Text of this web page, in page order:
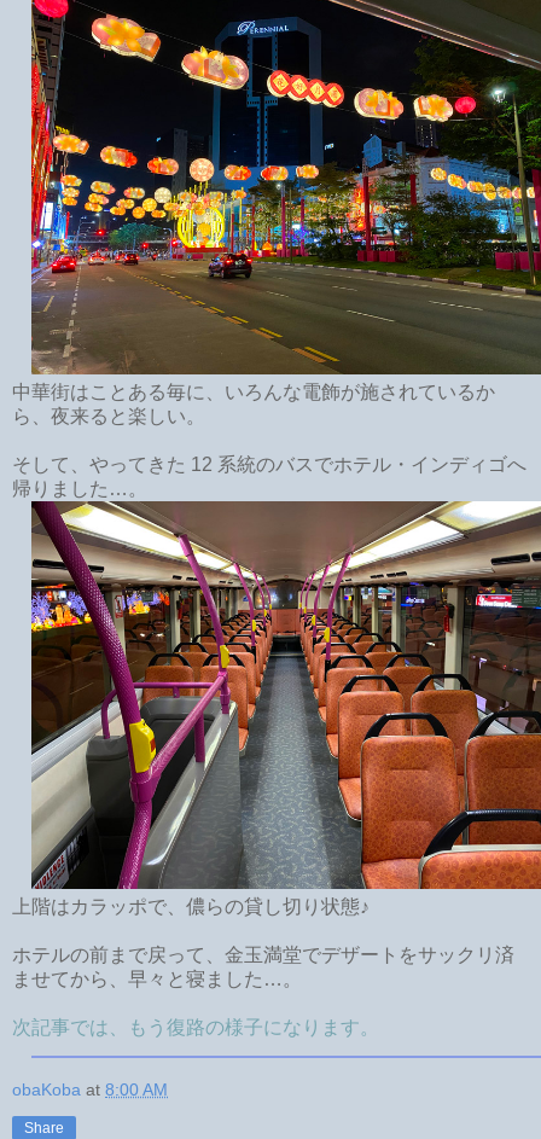
中華街はことある毎に、いろんな電飾が施されているか
ら、夜来ると楽しい。
そして、やってきた 12 系統のバスでホテル・インディゴへ
帰りました…。
上階はカラッポで、儂らの貸し切り状態♪
ホテルの前まで戻って、金玉満堂でデザートをサックリ済
ませてから、早々と寝ました…。
次記事では、もう復路の様子になります。
obaKoba at 8:00 AM
Share